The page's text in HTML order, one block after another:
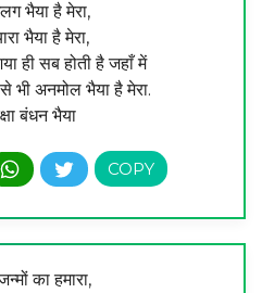
भैया है मेरा,
भैया है मेरा,
ही सब होती है जहाँ में
भी अनमोल भैया है मेरा.
बंधन भैया
का हमारा,